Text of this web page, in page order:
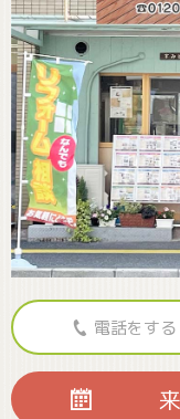
電話をする